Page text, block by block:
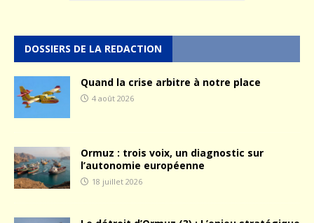
DOSSIERS DE LA REDACTION
Quand la crise arbitre à notre place
4 août 2026
Ormuz : trois voix, un diagnostic sur
l’autonomie européenne
18 juillet 2026